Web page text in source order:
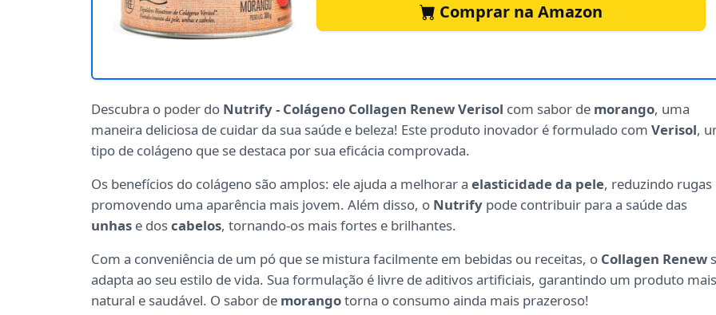
Comprar na Amazon
Descubra o poder do Nutrify - Colágeno Collagen Renew Verisol com sabor de morango, uma
maneira deliciosa de cuidar da sua saúde e beleza! Este produto inovador é formulado com Verisol,
tipo de colágeno que se destaca por sua eficácia comprovada.
Os benefícios do colágeno são amplos: ele ajuda a melhorar a elasticidade da pele, reduzindo rugas
promovendo uma aparência mais jovem. Além disso, o Nutrify pode contribuir para a saúde das
unhas e doscabelos, tornando-os mais fortes e brilhantes.
Com a conveniência de um pó que se mistura facilmente em bebidas ou receitas, o Collagen Renew
adapta ao seu estilo de vida. Sua formulação é livre de aditivos artificiais, garantindo um produto mais
natural e saudável. O sabor de morangotorna o consumo ainda mais prazeroso!